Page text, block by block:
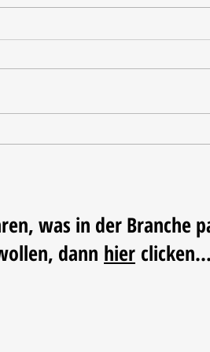
Tischdekoration mit
was in der Branche
dann hier clicken...